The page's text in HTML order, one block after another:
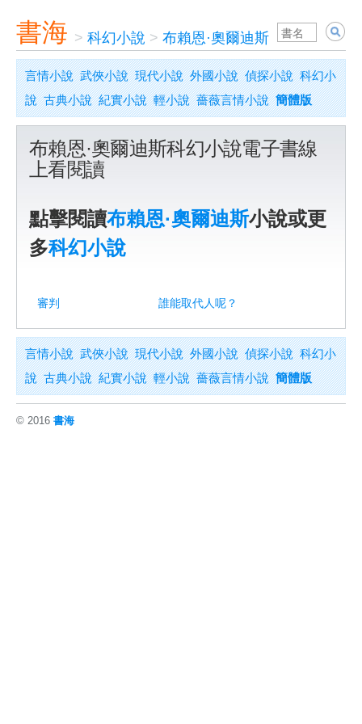
書海 > 科幻小說 > 布賴恩·奧爾迪斯
言情小說 武俠小說 現代小說 外國小說 偵探小說 科幻小
說 古典小說 紀實小說 輕小說 薔薇言情小說 簡體版
布賴恩·奧爾迪斯科幻小說電子書線
上看閱讀
點擊閱讀布賴恩·奧爾迪斯小說或更
多科幻小說
審判 誰能取代人呢？
言情小說 武俠小說 現代小說 外國小說 偵探小說 科幻小
說 古典小說 紀實小說 輕小說 薔薇言情小說 簡體版
© 2016 書海